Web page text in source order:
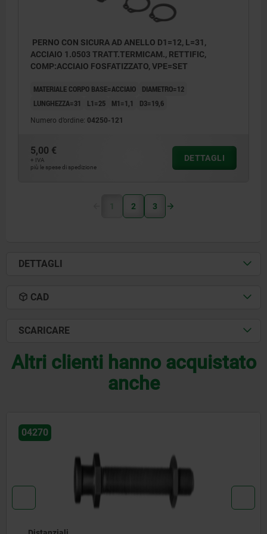
PERNO CON SICURA AD ANELLO D1=12, L=31,
ACCIAIO 1.0503 TRATT.TERMICAM., RETTIFIC,
COMP:ACCIAIO FOSFATIZZATO, VPE=SET
MATERIALE CORPO BASE=ACCIAIO
DIAMETRO=12
LUNGHEZZA=31
L1=25 M1=1,1 D3=19,6
Numero d’ordine: 04250-121
5,00 €
+ IVA
più le spese di spedizione
DETTAGLI
1 2 3
DETTAGLI
CAD
SCARICARE
Altri clienti hanno acquistato
anche